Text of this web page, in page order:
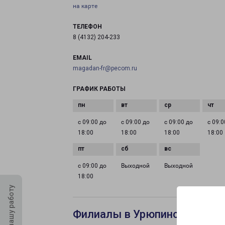
на карте
ТЕЛЕФОН
8 (4132) 204-233
EMAIL
magadan-fr@pecom.ru
ГРАФИК РАБОТЫ
с 09:00 до
18:00
с 09:00 до
18:00
с 09:00 до
18:00
с
18:00
с 09:00 до
18:00
Выходной Выходной
Филиалы в Урюпинске